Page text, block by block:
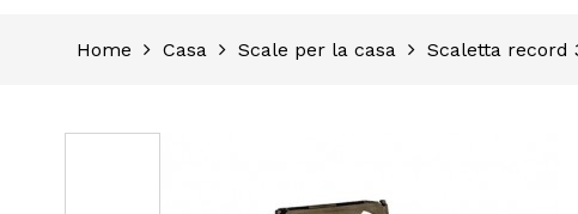
Home Casa Scale per la casa Scaletta record